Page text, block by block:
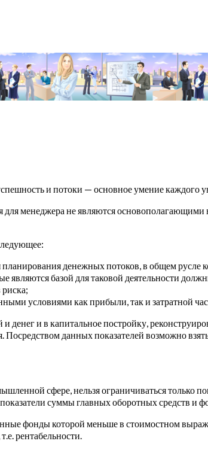
и потоки — основное умение каждого
для менеджера не являются основополагающими
денежных потоков, в общем русле
являются базой для таковой деятельности
условиями как прибыли, так и затратной
денег и в капитальное постройку,
Посредством данных показателей возможно
сфере, нельзя ограничиваться только
суммы главных оборотных средств и
фонды которой меньше в стоимостном
рентабельности.